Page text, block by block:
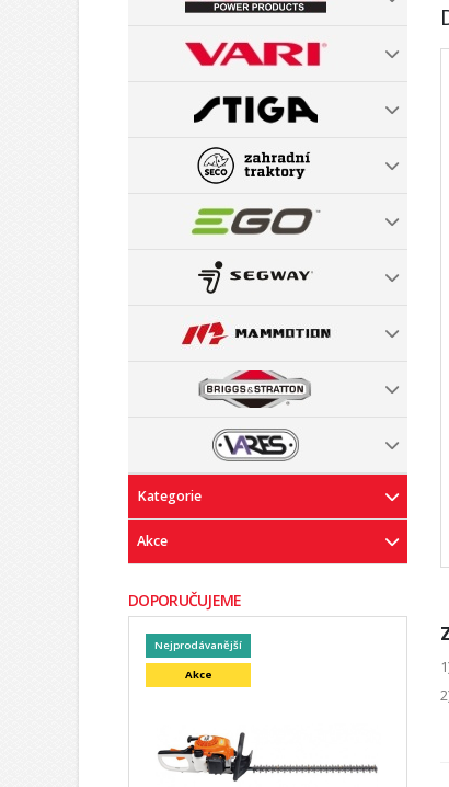
Kategorie
Akce
DOPORUČUJEME
Nejprodávanější
Akce